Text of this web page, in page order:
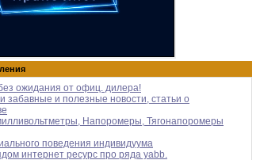
ожидания от офиц. дилера!
забавные и полезные новости, статьи о
Напоромеры, Тягонапоромеры
поведения индивидуума
интернет ресурс про ряда yabb.